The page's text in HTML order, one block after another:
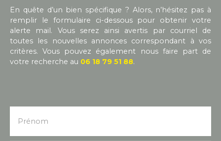
En quête d’un bien spécifique ? Alors, n’hésitez pas à
remplir le formulaire ci-dessous pour obtenir votre
alerte mail. Vous serez ainsi avertis par courriel de
toutes les nouvelles annonces correspondant à vos
critères. Vous pouvez également nous faire part de
votre recherche au 06 18 79 51 88.
Prénom